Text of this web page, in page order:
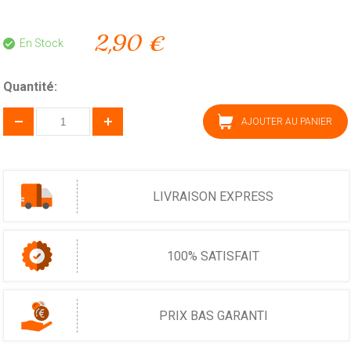
En Stock 2,90 €
Quantité:
AJOUTER AU PANIER
LIVRAISON EXPRESS
100% SATISFAIT
PRIX BAS GARANTI